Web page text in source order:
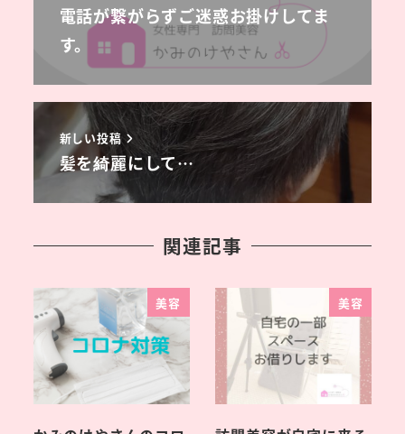
電話が繋がらずご迷惑お掛けしてま
す。
新しい投稿
髪を綺麗にして…
関連記事
美容 美容